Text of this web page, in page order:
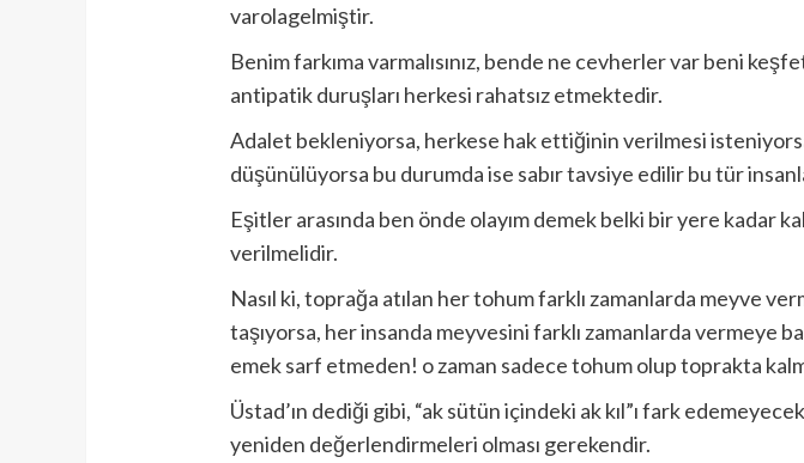
varolagelmiştir.
Benim farkıma varmalısınız, bende ne cevherler var beni
antipatik duruşları herkesi rahatsız etmektedir.
Adalet bekleniyorsa, herkese hak ettiğinin verilmesi
düşünülüyorsa bu durumda ise sabır tavsiye edilir bu tür
Eşitler arasında ben önde olayım demek belki bir yere kadar
verilmelidir.
Nasıl ki, toprağa atılan her tohum farklı zamanlarda meyve
taşıyorsa, her insanda meyvesini farklı zamanlarda vermeye
emek sarf etmeden! o zaman sadece tohum olup toprakta
Üstad’ın dediği gibi, “ak sütün içindeki ak kıl”ı fark
yeniden değerlendirmeleri olması gerekendir.